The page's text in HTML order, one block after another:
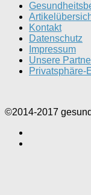
Kontakt
Datenschutz
Impressum
Unsere
Privatsphäre-
©2014-2017